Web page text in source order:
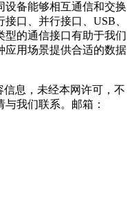
设备能够相互通信和交换
口、并行接口、USB、
型的通信接口有助于我们
应用场景提供合适的数据
信息，未经本网许可，不
我们联系。邮箱：